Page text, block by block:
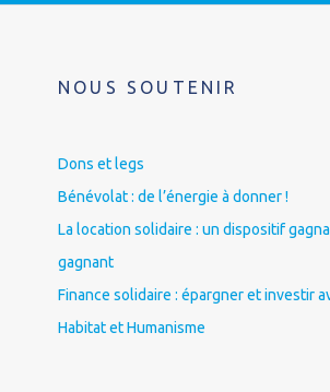
NOUS SOUTENIR
Dons et legs
Bénévolat : de l’énergie à donner !
La location solidaire : un dispositif
gagnant
Finance solidaire : épargner et investir
Habitat et Humanisme